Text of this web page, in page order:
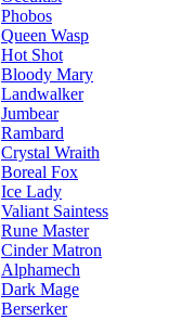
Phobos
Queen Wasp
Hot Shot
Bloody Mary
Landwalker
Jumbear
Rambard
Crystal Wraith
Boreal Fox
Ice Lady
Valiant Saintess
Rune Master
Cinder Matron
Alphamech
Dark Mage
Berserker